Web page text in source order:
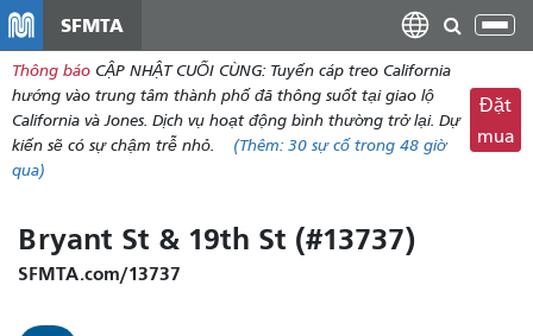
dung
SFMTA
Thông báo CẬP NHẬT CUỐI CÙNG: Tuyến cáp treo California
hướng vào trung tâm thành phố đã thông suốt tại giao lộ
California và Jones. Dịch vụ hoạt động bình thường trở lại. Dự
kiến ​​sẽ có sự chậm trễ nhỏ.
(Thêm: 30 sự cố trong 48 giờ
qua)
Đặt
mua
Bryant St & 19th St (#13737)
SFMTA.com/13737